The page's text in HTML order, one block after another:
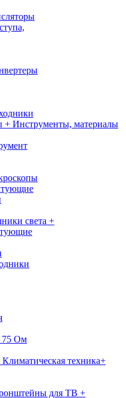
Инструменты, материалы
света +
75 Ом
Климатическая техника+
для ТВ +